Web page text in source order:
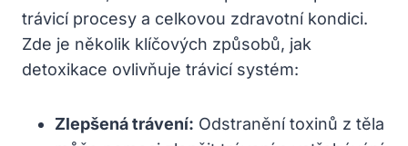
trávicí procesy a celkovou zdravotní kondici.
Zde je několik klíčových způsobů, jak
detoxikace ovlivňuje trávicí systém:
Zlepšená trávení: Odstranění toxinů z těla